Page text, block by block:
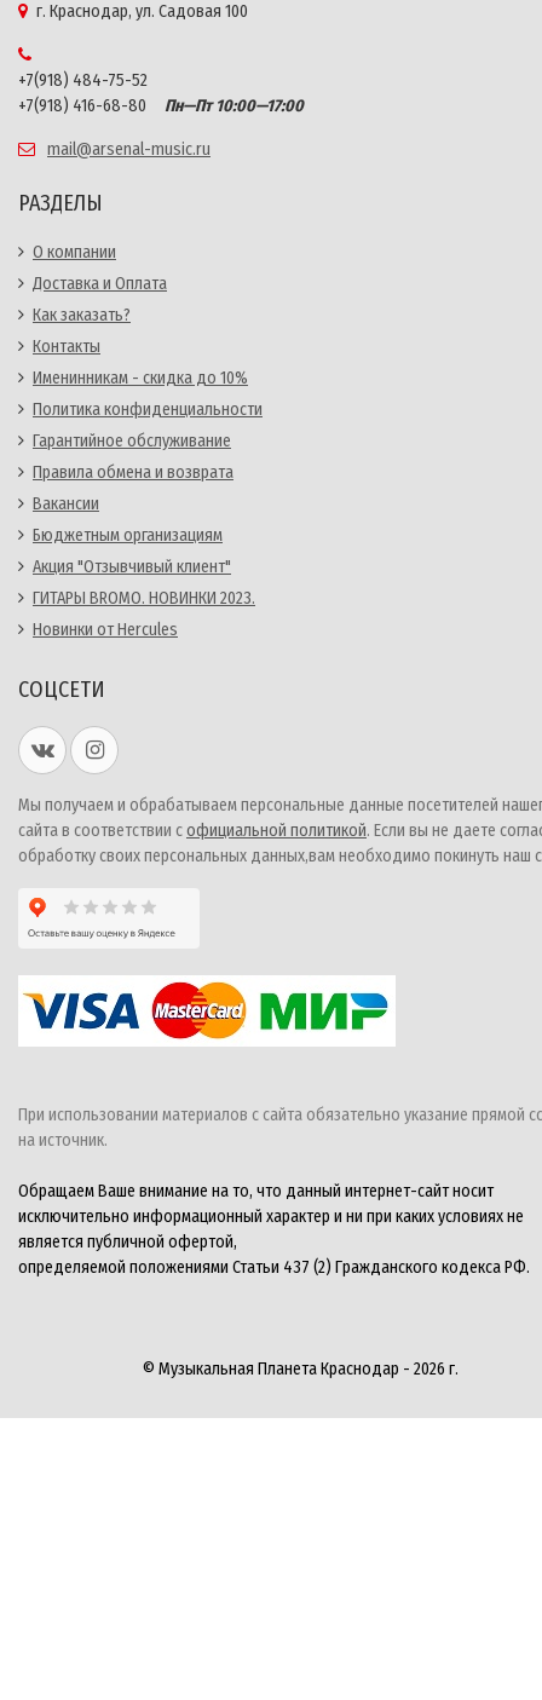
г. Краснодар, ул. Садовая 100
+7(918) 484-75-52
+7(918) 416-68-80
Пн—Пт 10:00—17:00
mail@arsenal-music.ru
РАЗДЕЛЫ
О компании
Доставка и Оплата
Как заказать?
Контакты
Именинникам - скидка до 10%
Политика конфиденциальности
Гарантийное обслуживание
Правила обмена и возврата
Вакансии
Бюджетным организациям
Акция "Отзывчивый клиент"
ГИТАРЫ BROMO. НОВИНКИ 2023.
Новинки от Hercules
СОЦСЕТИ
Мы получаем и обрабатываем персональные данные посетителей
сайта в соответствии софициальной политикой. Если вы не даете
обработку своих персональных данных,вам необходимо покинуть наш
При использовании материалов с сайта обязательно указание прямой
на источник.
Обращаем Ваше внимание на то, что данный интернет-сайт носит
исключительно информационный характер и ни при каких условиях не
является публичной офертой,
определяемой положениями Статьи 437 (2) Гражданского кодекса РФ.
© Музыкальная Планета Краснодар - 2026 г.